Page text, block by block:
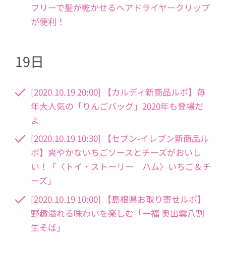
フリーで髪が乾かせるヘアドライヤークリップ
が便利！
19日
[2020.10.19 20:00] 【カルディ新商品ルポ】毎
年大人気の「りんごバッグ」2020年も登場だ
よ
[2020.10.19 10:30] 【セブン-イレブン新商品ル
ポ】爽やかないちごソースとチーズがおいし
い！「〈トイ・ストーリー ハム〉いちご＆チ
ーズ」
[2020.10.19 10:00] 【島根県お取り寄せルポ】
野趣溢れる味わいを楽しむ「一福 奥出雲八割
生そば」